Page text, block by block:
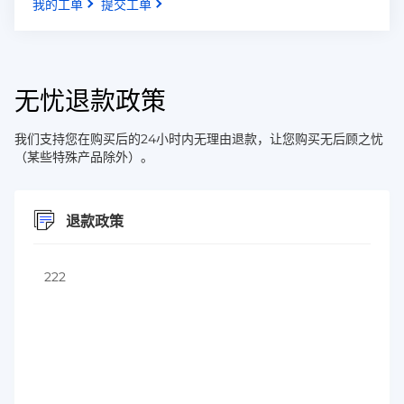
我的工单 提交工单
无忧退款政策
我们支持您在购买后的24小时内无理由退款，让您购买无后顾之忧
（某些特殊产品除外）。
退款政策
222